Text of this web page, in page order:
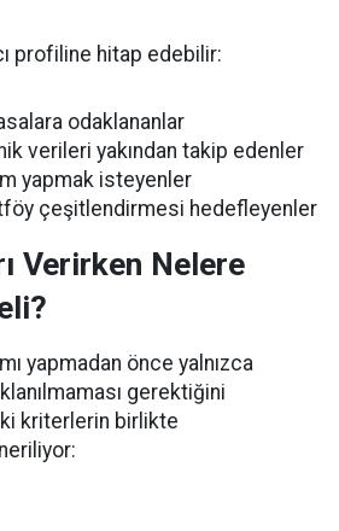
profiline hitap edebilir:
odaklananlar
verileri yakından takip edenler
yapmak isteyenler
çeşitlendirmesi hedefleyenler
Verirken Nelere
yapmadan önce yalnızca
gerektiğini
kriterlerin birlikte